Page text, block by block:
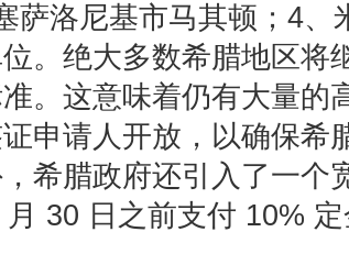
萨洛尼基市马其顿；4、
。绝大多数希腊地区将
。这意味着仍有大量的
申请人开放，以确保希
希腊政府还引入了一个
30 日之前支付 10%